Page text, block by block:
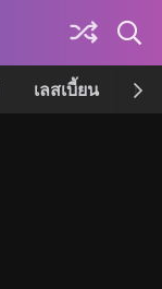
เลสเบี้ยน เค